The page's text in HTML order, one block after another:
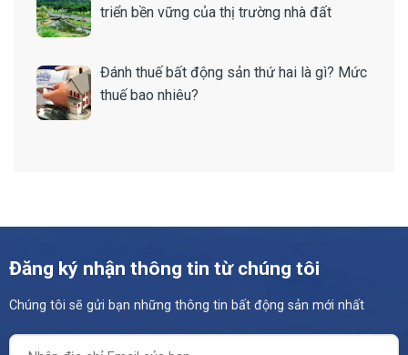
triển bền vững của thị trường nhà đất
Đánh thuế bất động sản thứ hai là gì? Mức
thuế bao nhiêu?
Đăng ký nhận thông tin từ chúng tôi
Chúng tôi sẽ gửi bạn những thông tin bất động sản mới nhất